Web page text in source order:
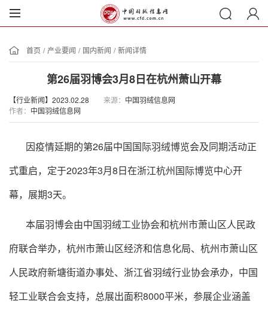
首页 / 产业要闻 / 国内新闻 / 新闻详情
第26届羽博会3月8日在杭州萧山开幕
【行业新闻】2023.02.28 来源： 中国羽绒信息网
作者： 中国羽绒信息网
因疫情延期的第26届中国国际羽绒博览会及同期活动正
式重启，定于2023年3月8日在浙江杭州国际博览中心开
幕，展期3天。
本届羽博会由中国羽绒工业协会和杭州市萧山区人民政
府联合举办，杭州市萧山区经济和信息化局、杭州市萧山区
人民政府新塘街道办事处、浙江省羽绒行业协会承办，中国
轻工业联合会支持，总展出面积8000平米，参展企业涵盖